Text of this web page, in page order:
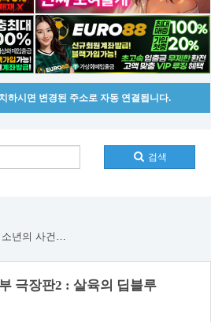
하시면 변경된 주소로 자동 연결됩니다.
검색
킨다이치 소년의 사건부 극장판2 : 살육의 딥블루
극장판2 : 살육의 딥블루